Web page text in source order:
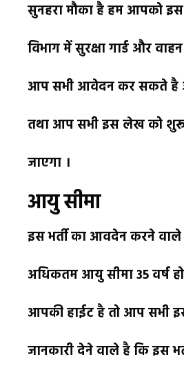
सुनहरा मौका है हम आपको
विभाग में सुरक्षा गार्ड और
आप सभी आवेदन कर सकते है
तथा आप सभी इस लेख को
जाएगा ।
आयु सीमा
इस भर्ती का आवदेन करने वाले
अधिकतम आयु सीमा 35 वर्ष
आपकी हाईट है तो आप सभी
जानकारी देने वाले है कि इस